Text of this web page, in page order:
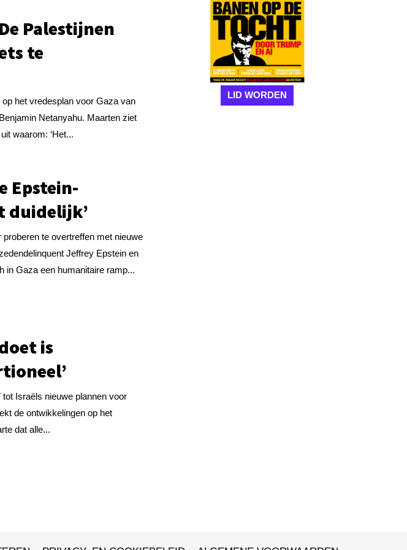
Palestijnen
te
het vredesplan voor Gaza van
Netanyahu. Maarten ziet
waarom: ‘Het...
Epstein-
duidelijk’
te overtreffen met nieuwe
Jeffrey Epstein en
in Gaza een humanitaire ramp...
is
Israëls nieuwe plannen voor
de ontwikkelingen op het
dat alle...
LID WORDEN